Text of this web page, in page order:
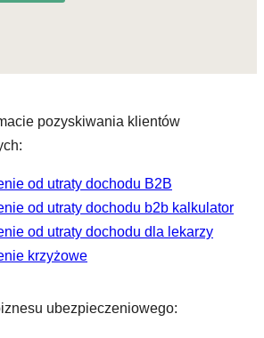
pozyskiwania klientów
od utraty dochodu B2B
od utraty dochodu b2b kalkulator
od utraty dochodu dla lekarzy
krzyżowe
ubezpieczeniowego: